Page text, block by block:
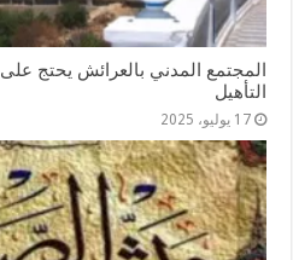
المجتمع المدني بالعرائش يحتج
التأهيل
17 يوليو، 2025